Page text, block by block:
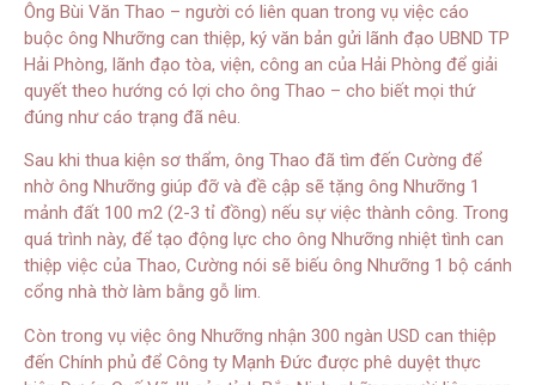
Ông Bùi Văn Thao – người có liên quan trong vụ việc cáo
buộc ông Nhưỡng can thiệp, ký văn bản gửi lãnh đạo UBND TP
Hải Phòng, lãnh đạo tòa, viện, công an của Hải Phòng để giải
quyết theo hướng có lợi cho ông Thao – cho biết mọi thứ
đúng như cáo trạng đã nêu.
Sau khi thua kiện sơ thẩm, ông Thao đã tìm đến Cường để
nhờ ông Nhưỡng giúp đỡ và đề cập sẽ tặng ông Nhưỡng 1
mảnh đất 100 m2 (2-3 tỉ đồng) nếu sự việc thành công. Trong
quá trình này, để tạo động lực cho ông Nhưỡng nhiệt tình can
thiệp việc của Thao, Cường nói sẽ biếu ông Nhưỡng 1 bộ cánh
cổng nhà thờ làm bằng gỗ lim.
Còn trong vụ việc ông Nhưỡng nhận 300 ngàn USD can thiệp
đến Chính phủ để Công ty Mạnh Đức được phê duyệt thực